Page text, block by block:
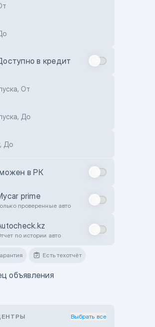
в кредит
От
До
До
в РК
prime
проверенные авто
по истории авто
Есть техотчёт
объявления
Выбрать все